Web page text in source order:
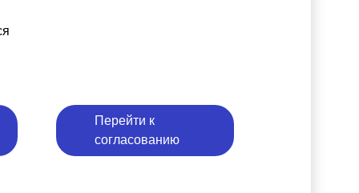
Перейти к
согласованию